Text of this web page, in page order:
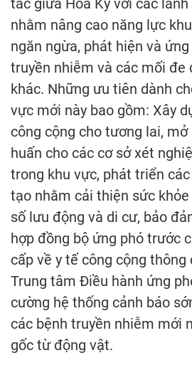
tác giữa Hoa Kỳ với các
nhằm nâng cao năng lực
ngăn ngừa, phát hiện và
truyền nhiễm và các mối đe
khác. Những ưu tiên dành
vực mới này bao gồm: Xây
công cộng cho tương lai,
huấn cho các cơ sở xét
trong khu vực, phát triển
tạo nhằm cải thiện sức
số lưu động và di cư, bảo
hợp đồng bộ ứng phó trước
cấp về y tế công cộng
Trung tâm Điều hành ứng
cường hệ thống cảnh báo
các bệnh truyền nhiễm mới
gốc từ động vật.